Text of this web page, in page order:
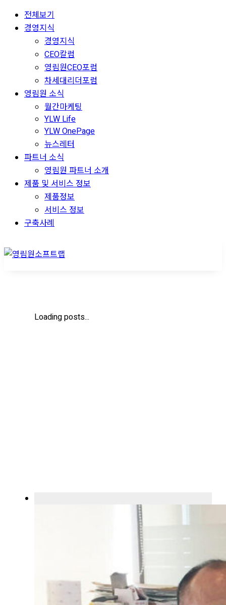
전체보기
경영지식
경영지식
CEO칼럼
영림원CEO포럼
차세대리더포럼
영림원 소식
월간마케팅
YLW Life
YLW OnePage
뉴스레터
파트너 소식
영림원 파트너 소개
제품 및 서비스 정보
제품정보
서비스 정보
구축사례
Loading posts...